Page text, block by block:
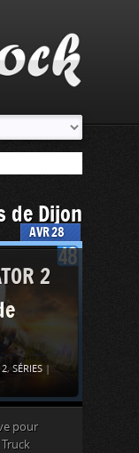
de Dijon
28
AVR
2
2, SÉRIES
pour